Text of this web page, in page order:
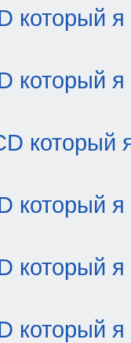
который я
который я
который
который я
который я
который я